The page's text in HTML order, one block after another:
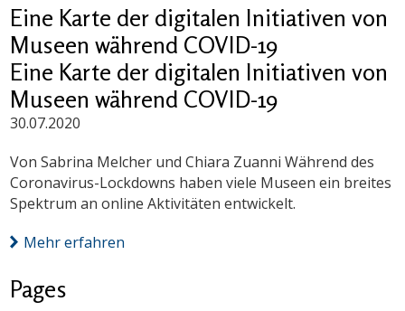
Eine Karte der digitalen Initiativen von
Museen während COVID-19
Eine Karte der digitalen Initiativen von
Museen während COVID-19
30.07.2020
Von Sabrina Melcher und Chiara Zuanni Während des
Coronavirus-Lockdowns haben viele Museen ein breites
Spektrum an online Aktivitäten entwickelt.
Mehr erfahren
Pages